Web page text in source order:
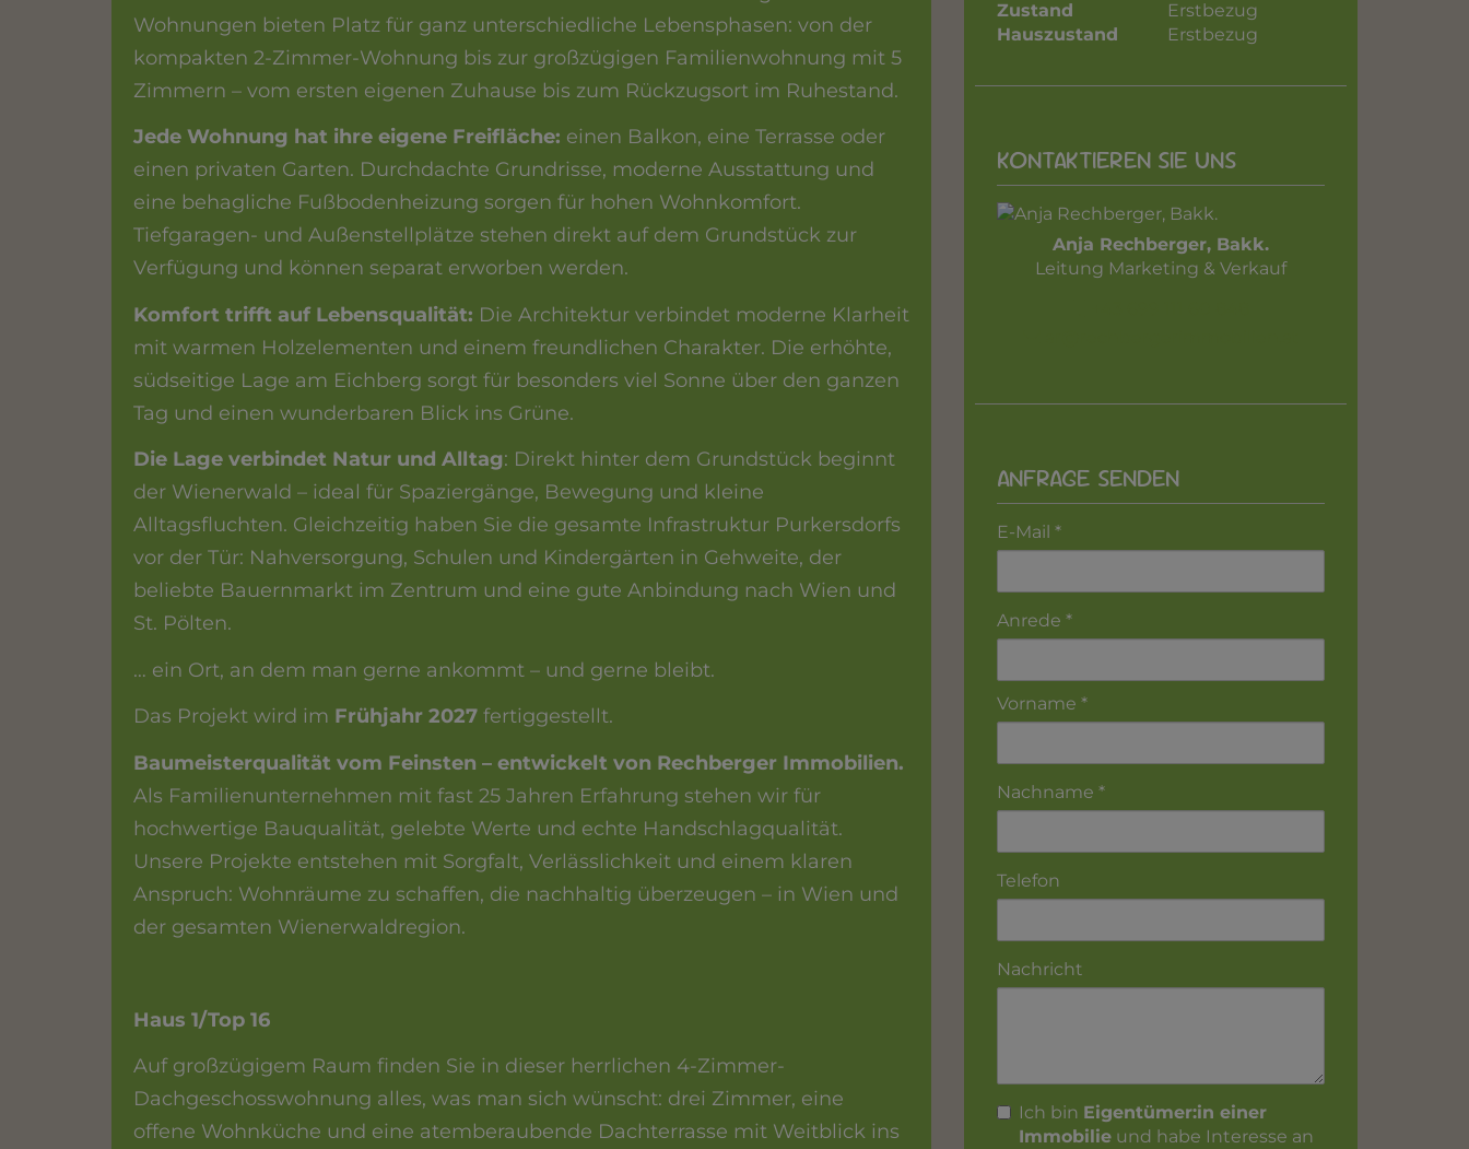
Wohnungen bieten Platz für ganz unterschiedliche Lebensphasen: von der
kompakten 2-Zimmer-Wohnung bis zur großzügigen Familienwohnung mit 5
Zimmern – vom ersten eigenen Zuhause bis zum Rückzugsort im Ruhestand.
Jede Wohnung hat ihre eigene Freifläche: einen Balkon, eine Terrasse oder
einen privaten Garten. Durchdachte Grundrisse, moderne Ausstattung und
eine behagliche Fußbodenheizung sorgen für hohen Wohnkomfort.
Tiefgaragen- und Außenstellplätze stehen direkt auf dem Grundstück zur
Verfügung und können separat erworben werden.
Komfort trifft auf Lebensqualität: Die Architektur verbindet moderne Klarheit
mit warmen Holzelementen und einem freundlichen Charakter. Die erhöhte,
südseitige Lage am Eichberg sorgt für besonders viel Sonne über den ganzen
Tag und einen wunderbaren Blick ins Grüne.
Die Lage verbindet Natur und Alltag: Direkt hinter dem Grundstück beginnt
der Wienerwald – ideal für Spaziergänge, Bewegung und kleine
Alltagsfluchten. Gleichzeitig haben Sie die gesamte Infrastruktur Purkersdorfs
vor der Tür: Nahversorgung, Schulen und Kindergärten in Gehweite, der
beliebte Bauernmarkt im Zentrum und eine gute Anbindung nach Wien und
St. Pölten.
… ein Ort, an dem man gerne ankommt – und gerne bleibt.
Das Projekt wird im Frühjahr 2027 fertiggestellt.
Baumeisterqualität vom Feinsten – entwickelt von Rechberger Immobilien.
Als Familienunternehmen mit fast 25 Jahren Erfahrung stehen wir für
hochwertige Bauqualität, gelebte Werte und echte Handschlagqualität.
Unsere Projekte entstehen mit Sorgfalt, Verlässlichkeit und einem klaren
Anspruch: Wohnräume zu schaffen, die nachhaltig überzeugen – in Wien und
der gesamten Wienerwaldregion.
Haus 1/Top 16
Auf großzügigem Raum finden Sie in dieser herrlichen 4-Zimmer-
Dachgeschosswohnung alles, was man sich wünscht: drei Zimmer, eine
offene Wohnküche und eine atemberaubende Dachterrasse mit Weitblick ins
Zustand
Erstbezug
Hauszustand
Erstbezug
KONTAKTIEREN SIE UNS
Anja Rechberger, Bakk.
Leitung Marketing & Verkauf
ANFRAGE SENDEN
E-Mail
Anrede
Vorname
Nachname
Telefon
Nachricht
Ich bin Eigentümer:in einer
Immobilie und habe Interesse an